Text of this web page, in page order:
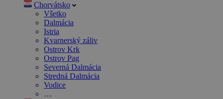
Chorvátsko
Všetko
Dalmácia
Istria
Kvarnerský záliv
Ostrov Krk
Ostrov Pag
Severná Dalmácia
Stredná Dalmácia
Vodice
…